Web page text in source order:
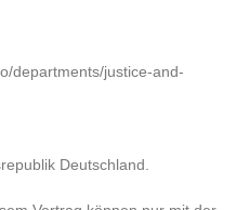
departments/justice-and-
Deutschland.